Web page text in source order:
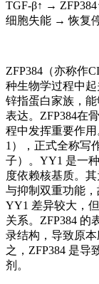
TGF-β↑ →
细胞失能 → 恢复
ZFP384（亦称作
种生物学过程中
锌指蛋白家族，
表达。ZFP384在
程中发挥重要作
1），正式全称写
子）。YY1 是一
度依赖核基质。
与抑制双重功能，
YY1 差异较大，
关系。ZFP384 的
录结构，导致原
之，ZFP384 是导
剂。